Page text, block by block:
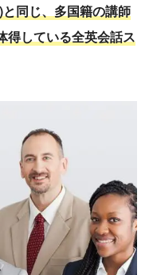
同じ、多国籍の講師
得している全英会話ス